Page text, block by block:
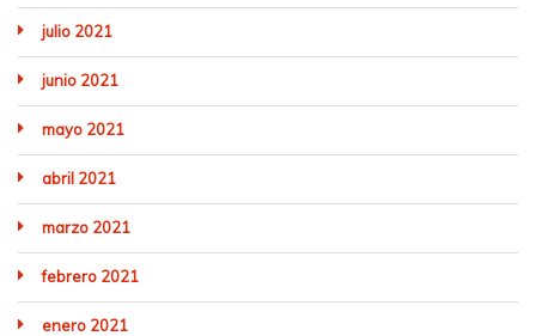
julio 2021
junio 2021
mayo 2021
abril 2021
marzo 2021
febrero 2021
enero 2021